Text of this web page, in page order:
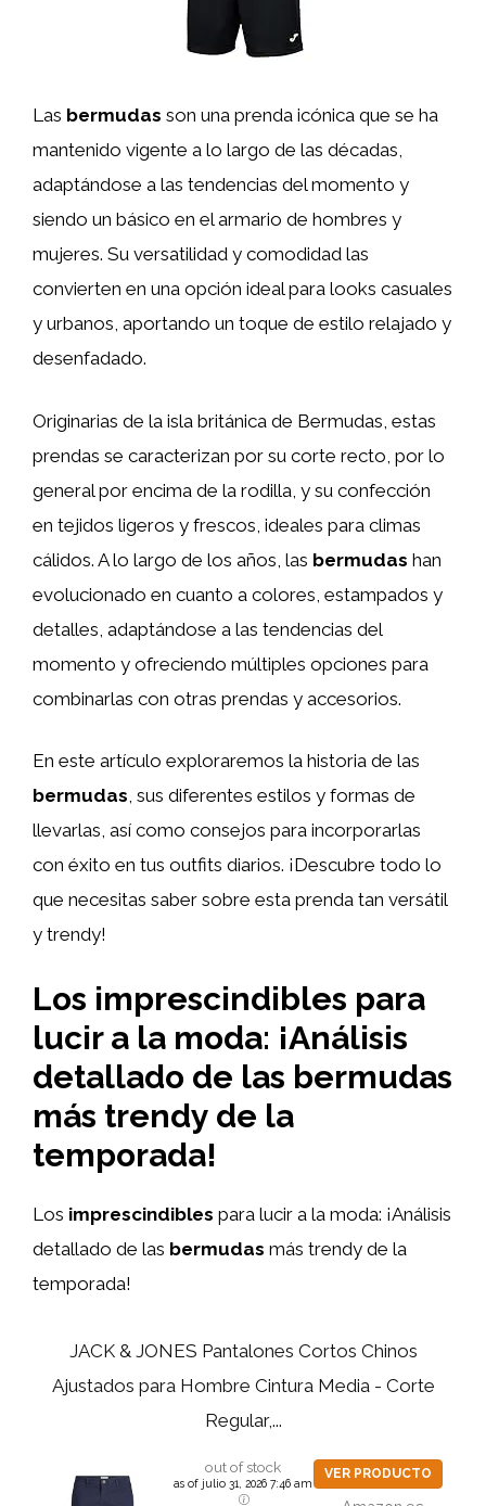
Las bermudas son una prenda icónica que se ha
mantenido vigente a lo largo de las décadas,
adaptándose a las tendencias del momento y
siendo un básico en el armario de hombres y
mujeres. Su versatilidad y comodidad las
convierten en una opción ideal para looks casuales
y urbanos, aportando un toque de estilo relajado y
desenfadado.
Originarias de la isla británica de Bermudas, estas
prendas se caracterizan por su corte recto, por lo
general por encima de la rodilla, y su confección
en tejidos ligeros y frescos, ideales para climas
cálidos. A lo largo de los años, las bermudas han
evolucionado en cuanto a colores, estampados y
detalles, adaptándose a las tendencias del
momento y ofreciendo múltiples opciones para
combinarlas con otras prendas y accesorios.
En este artículo exploraremos la historia de las
bermudas, sus diferentes estilos y formas de
llevarlas, así como consejos para incorporarlas
con éxito en tus outfits diarios. ¡Descubre todo lo
que necesitas saber sobre esta prenda tan versátil
y trendy!
Los imprescindibles para
lucir a la moda: ¡Análisis
detallado de las bermudas
más trendy de la
temporada!
Los imprescindibles para lucir a la moda: ¡Análisis
detallado de las bermudas más trendy de la
temporada!
JACK & JONES Pantalones Cortos Chinos
Ajustados para Hombre Cintura Media - Corte
Regular,...
out of stock
as of julio 31, 2026 7:46 am
VER PRODUCTO